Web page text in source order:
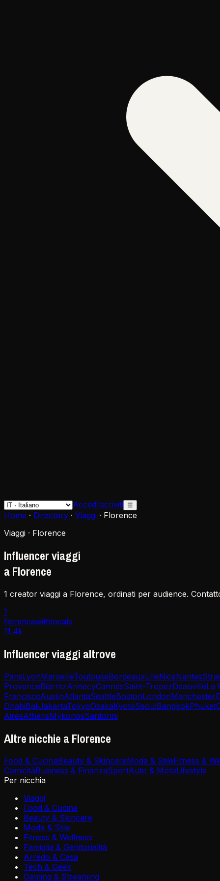
AccediIscriviti ☰
Home · Directory · Viaggi · Florence
Viaggi · Florence
Influencer viaggi
a Florence
1 creator viaggi a Florence, ordinati per audience.
1
florencewithlocals
11.4k
Influencer viaggi altrove
ParisLyonMarseilleToulouseBordeauxLilleNiceNantes
ProvenceBiarritzAnnecyCannesSaint-TropezDeauvilleLa
FranciscoAustinAtlantaSeattleBostonLondonManchester
DhabiBaliJakartaTokyoOsakaKyotoSeoulBangkokPhuket
AiresAthensMykonosSantorini
Altre nicchie a Florence
Food & CucinaBeauty & SkincareModa & StileFitness &
ComicitàBusiness & FinanzaSportAuto & MotoLifestyle
Per nicchia
Viaggi
Food & Cucina
Beauty & Skincare
Moda & Stile
Fitness & Wellness
Famiglia & Genitorialità
Arredo & Casa
Tech & Geek
Gaming & Streaming